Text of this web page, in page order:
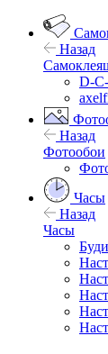
Назад
D-
Назад
Фотообои
Часы
Назад
Часы